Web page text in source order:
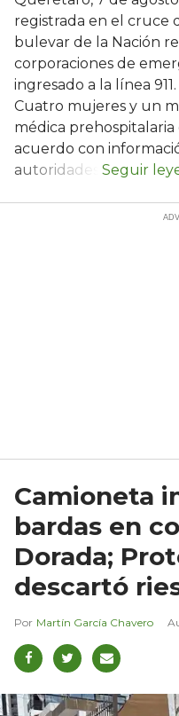
registrada en el cruce
bulevar de la Nación
corporaciones de
ingresado a la línea 911.
Cuatro mujeres y un
médica
acuerdo con
autoridades.
Camioneta
bardas en
Dorada;
descartó
Martín García Chavero